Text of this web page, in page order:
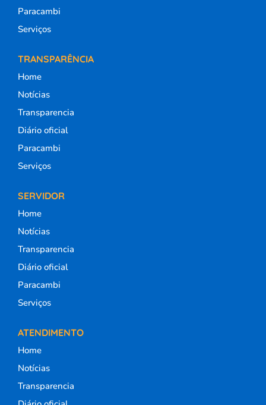
Paracambi
Serviços
TRANSPARÊNCIA
Home
Notícias
Transparencia
Diário oficial
Paracambi
Serviços
SERVIDOR
Home
Notícias
Transparencia
Diário oficial
Paracambi
Serviços
ATENDIMENTO
Home
Notícias
Transparencia